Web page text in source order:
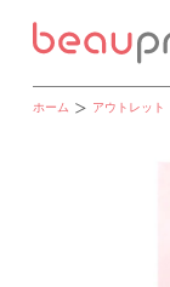
ホーム アウトレット